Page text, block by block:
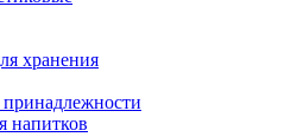
хранения
напитков